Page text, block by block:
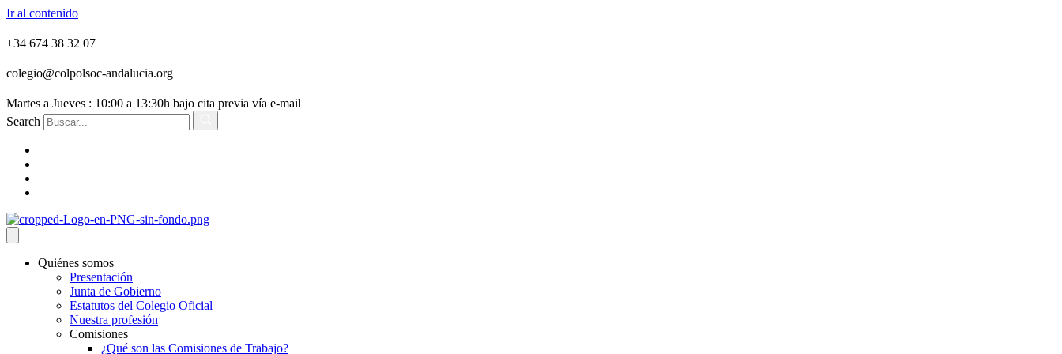
Ir al contenido
+34 674 38 32 07
colegio@colpolsoc-andalucia.org
Martes a Jueves : 10:00 a 13:30h bajo cita previa vía e-mail
Search
Quiénes somos
Presentación
Junta de Gobierno
Estatutos del Colegio Oficial
Nuestra profesión
Comisiones
¿Qué son las Comisiones de Trabajo?